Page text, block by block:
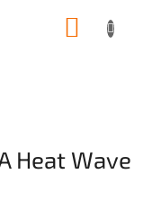
Heat Wave